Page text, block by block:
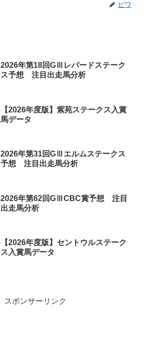
ビワ
2026年第18回GⅢレパードステーク
ス予想 注目出走馬分析
【2026年度版】紫苑ステークス入賞
馬データ
2026年第31回GⅢエルムステークス
予想 注目出走馬分析
2026年第62回GⅢCBC賞予想 注目
出走馬分析
【2026年度版】セントウルステーク
ス入賞馬データ
スポンサーリンク